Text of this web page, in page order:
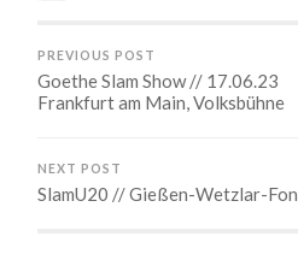
PREVIOUS POST
Goethe Slam Show // 17.06.23
Frankfurt am Main, Volksbühne
NEXT POST
SlamU20 // Gießen-Wetzlar-